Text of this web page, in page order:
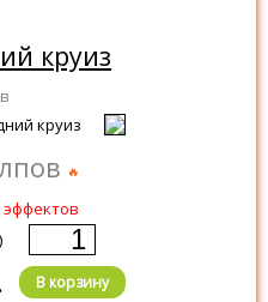
круиз
эффектов
В корзину